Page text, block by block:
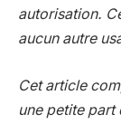
autorisation.
aucun autre
Cet article
une petite